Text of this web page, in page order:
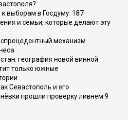
к выборам в Госдуму: 187
и семьи, которые делают эту
механизм
география новой винной
только южные
Севастополь и его
прошли проверку ливнем 9